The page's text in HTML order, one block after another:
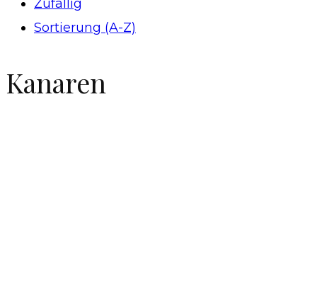
Zufällig
Sortierung (A-Z)
Kanaren